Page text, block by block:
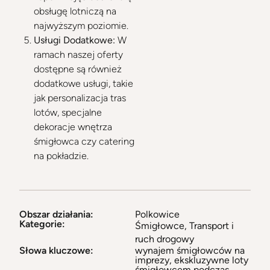
obsługę lotniczą na
najwyższym poziomie.
Usługi Dodatkowe: W
ramach naszej oferty
dostępne są również
dodatkowe usługi, takie
jak personalizacja tras
lotów, specjalne
dekoracje wnętrza
śmigłowca czy catering
na pokładzie.
Obszar działania:
Polkowice
Kategorie:
Śmigłowce, Transport i
ruch drogowy
Słowa kluczowe:
wynajem śmigłowców na
imprezy, ekskluzywne loty